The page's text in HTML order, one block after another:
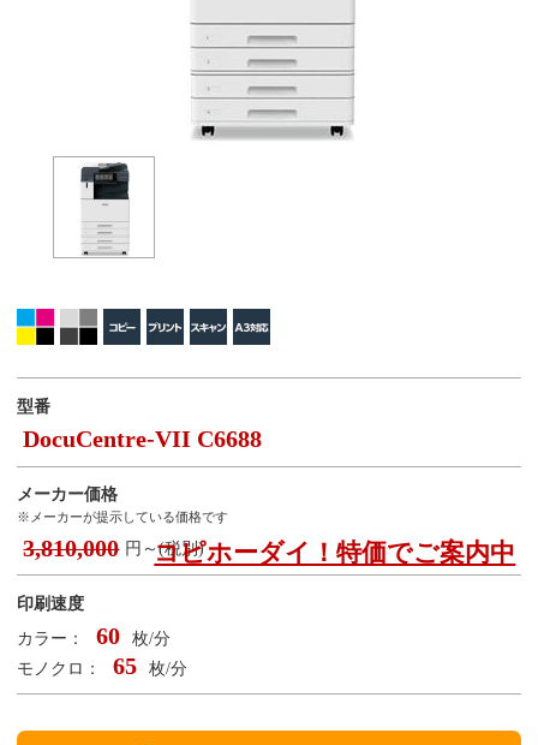
型番
DocuCentre-VII C6688
メーカー価格
※メーカーが提示している価格です
3,810,000 円～(税別)
コピホーダイ！特価でご案内中
印刷速度
カラー：
60
枚/分
モノクロ：
65 枚/分